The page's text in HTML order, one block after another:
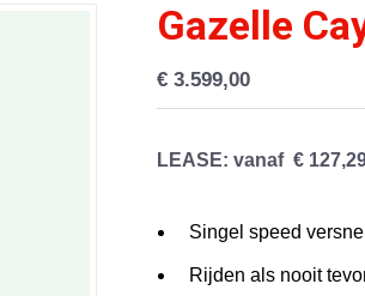
Gazelle
€ 3.599,00
LEASE: vanaf €
Singel speed
Rijden als nooit